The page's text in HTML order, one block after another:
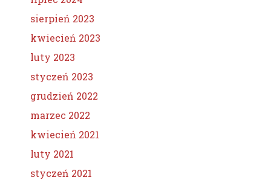
sierpień 2023
kwiecień 2023
luty 2023
styczeń 2023
grudzień 2022
marzec 2022
kwiecień 2021
luty 2021
styczeń 2021